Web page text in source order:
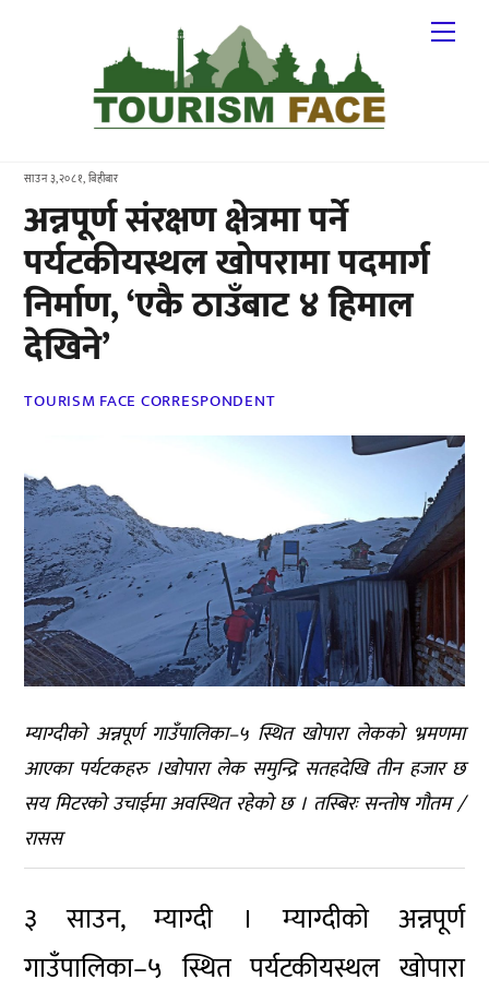
साउन ३,२०८१, बिहीबार
अन्नपूर्ण संरक्षण क्षेत्रमा पर्ने
पर्यटकीयस्थल खोपरामा पदमार्ग
निर्माण, ‘एकै ठाउँबाट ४ हिमाल
देखिने’
TOURISM FACE CORRESPONDENT
म्याग्दीको अन्नपूर्ण गाउँपालिका–५ स्थित खोपारा लेकको भ्रमणमा
आएका पर्यटकहरु ।खोपारा लेक समुन्द्रि सतहदेखि तीन हजार छ
सय मिटरको उचाईमा अवस्थित रहेको छ । तस्बिरः सन्तोष गौतम /
रासस
३ साउन, म्याग्दी । म्याग्दीको अन्नपूर्ण
गाउँपालिका–५ स्थित पर्यटकीयस्थल खोपारा